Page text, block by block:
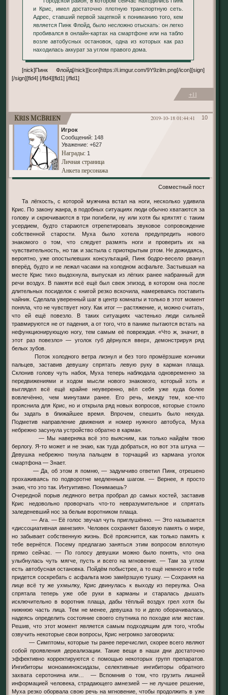
и Крис, имел достаточно плотную транспортную сеть.
Адрес, ставший первой зацепкой к пониманию того, кем
является Пинк Флойд, было несложно отыскать: он легко
пробивался в онлайн-картах на смартфоне или на табло
возле автобусных остановок, одна из которых как раз
находилась аккурат за углом правого дома.
[nick]Пинк Флойд[/nick][icon]https://i.imgur.com/9Y9zilm.png[/icon][sign]
[/sign][fld4] [/fld4][fld1] [/fld1]
+11
10
2019-10-18 01:44:41
Kris McBrien
Игрок
Сообщений: 148
Уважение: +627
Награды: 1
Личная страница
Анкета персонажа
Совместный пост
Та лёгкость, с которой мужчина встал на ноги, несколько удивила
Крис. По закону жанра, в подобных ситуациях люди обычно хватаются за
голову и скрючиваются в три погибели, ну или хотя бы кряхтят с таким
усердием, будто стараются отрепетировать звуковое сопровождение
собственной старости. Муха было хотела предупредить нового
знакомого о том, что следует размять ноги и проверить их на
чувствительность, но так и застыла с приоткрытым ртом. Не дожидаясь,
вероятно, уже опостылевших консультаций, Пинк бодро-весело рванул
вперёд, будто и не лежал часами на холодном асфальте. Застывшая на
месте Крис тихо выдохнула, выпуская из лёгких ранее набранный для
речи воздух. В памяти всё ещё был свеж эпизод, в котором она после
длительных посиделок с книгой резко вскочила, намереваясь поставить
чайник. Сделала уверенный шаг в центр комнаты и только в этот момент
поняла, что не чувствует ногу. Как итог — растяжение, и, можно считать,
что ей ещё повезло. В таких ситуациях частенько люди сильней
травмируются не от падения, а от того, что в панике пытаются встать на
нефункционирующую ногу, тем самым её повреждая. «Что ж, значит, в
этот раз повезло» — уголок губ дёрнулся вверх, демонстрируя ряд
белых зубов.
Поток холодного ветра лизнул и без того промёрзшие кончики
пальцев, заставив девушку спрятать левую руку в карман плаща.
Склонив голову чуть набок, Муха теперь наблюдала одновременно за
передвижениями и ходом мысли нового знакомого, который хоть и
выглядел всё ещё крайне неуверенно, вёл себя уже куда более
вовлечённо, чем минутами ранее. Его речь, между тем, кое-что
прояснила для Крис, но и открыла ряд новых вопросов, которые стоило
бы задать в ближайшее время. Впрочем, спешить было некуда.
Подметив направление движения и номер нужного автобуса, Муха
небрежно засунула устройство обратно в карман.
— Мы наверняка всё это выясним, как только найдём твою
берлогу. Я-то может и не знаю, как туда добраться, но вот эта штука —
Девушка небрежно ткнула пальцем в торчащий из кармана уголок
смартфона — Знает.
— Да, об этом я помню, — задумчиво ответил Пинк, отрешено
прохаживаясь по подворотне медленным шагом. — Вернее, я просто
знаю, что это так. Интуитивно. Понимаешь?
Очередной порыв ледяного ветра пробрал до самых костей, заставив
Крис недовольно проворчать что-то невразумительное и спрятать
заледеневший нос за белым воротником плаща.
— Ага. — Её голос звучал чуть приглушённо. — Это называется
«диссоциативная амнезия». Человек сохраняет базовую память о мире,
но забывает собственную жизнь. Всё прояснится, как только память к
тебе вернётся. Посему предлагаю заняться этим вопросом вплотную
прямо сейчас. — По голосу девушки можно было понять, что она
улыбнулась чуть мягче, пусть и всего на мгновение. — Там за углом
есть автобусная остановка. Пойдём побыстрее, а то ещё немного и тебе
придется соскребать с асфальта мою замёрзшую тушку. — Сохраняя на
лице всё ту же ухмылку, Крис двинулась к выходу из переулка. Она
спрятала теперь уже обе руки в карманы и старалась дышать
исключительно в воротник плаща, дабы тёплый воздух грел хотя бы
нижнюю часть лица. Тем не менее, девушка то и дело оборачивалась,
надеясь определить состояние своего спутника по походке или жестам.
Решив, что этот момент является самым подходящим для того, чтобы
озвучить некоторые свои вопросы, Крис негромко заговорила:
— Симптомы, которые ты ранее перечислил, скорее всего являют
собой проявления дереализации. Такие вещи в наши дни достаточно
эффективно корректируются с помощью некоторых групп препаратов.
Ингибиторы моноаминоксидазы, селективные ингибиторы обратного
захвата серотонина или… — Вспомнив о том, что грузить лишней
информацией человека, страдающего амнезией — не лучшее решение,
Муха резко оборвала свою речь на мгновение, чтобы продолжить в уже